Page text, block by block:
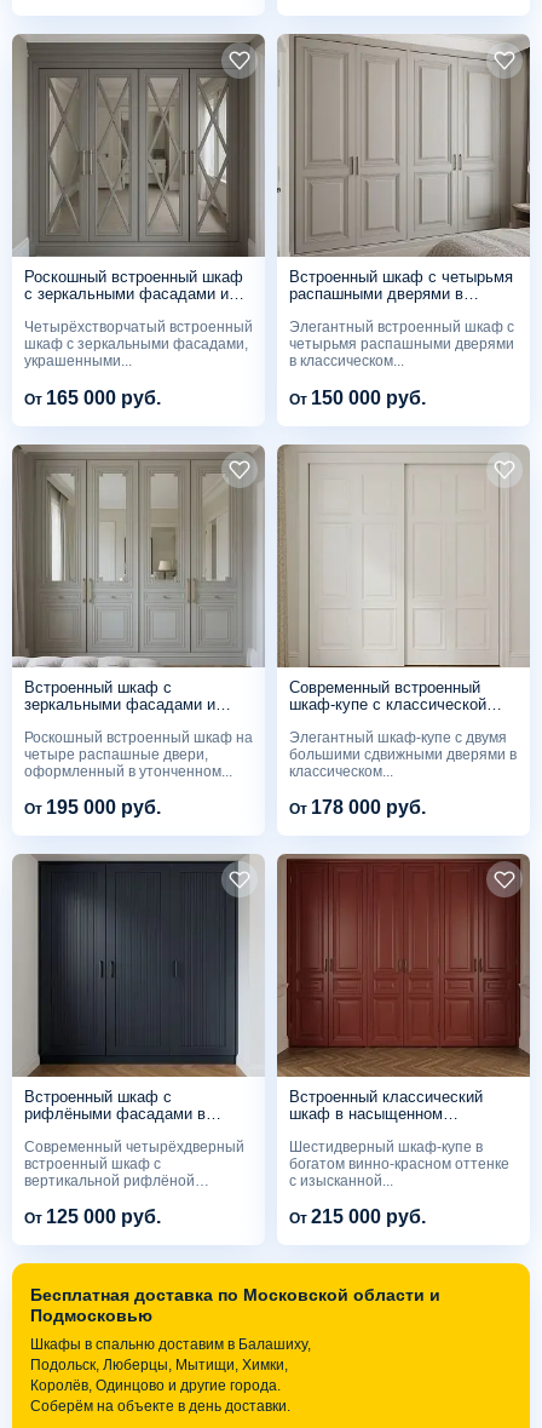
Роскошный встроенный шкаф
с зеркальными фасадами и
Четырёхстворчатый встроенный
шкаф с зеркальными фасадами,
украшенными...
От 165 000 руб.
Встроенный шкаф с четырьмя
распашными дверями в
Элегантный встроенный шкаф с
четырьмя распашными дверями
в классическом...
От 150 000 руб.
Встроенный шкаф с
зеркальными фасадами и
Роскошный встроенный шкаф на
четыре распашные двери,
оформленный в утонченном...
От 195 000 руб.
Современный встроенный
шкаф-купе с классической
Элегантный шкаф-купе с двумя
большими сдвижными дверями в
классическом...
От 178 000 руб.
Встроенный шкаф с
рифлёными фасадами в
Современный четырёхдверный
встроенный шкаф с
вертикальной рифлёной
От 125 000 руб.
Встроенный классический
шкаф в насыщенном
Шестидверный шкаф-купе в
богатом винно-красном оттенке
с изысканной...
От 215 000 руб.
Бесплатная доставка по Московской области и
Подмосковью
Шкафы в спальню доставим в Балашиху,
Подольск, Люберцы, Мытищи, Химки,
Королёв, Одинцово и другие города.
Соберём на объекте в день доставки.